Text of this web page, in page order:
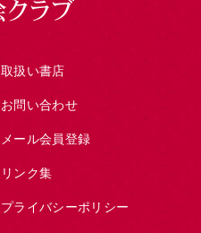
取扱い書店
お問い合わせ
メール会員登録
リンク集
プライバシーポリシー